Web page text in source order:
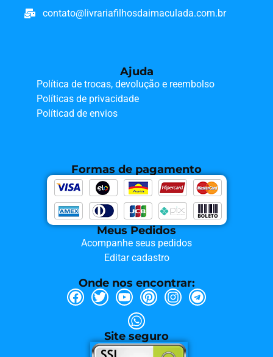
contato@livrariafilhosdaimaculada.com.br
Ajuda
Política de trocas, devolução e reembolso
Políticas de privacidade
Políticad de envios
Formas de pagamento
Meus Pedidos
Acompanhe seus pedidos
Editar cadastro
Onde nos encontrar:
Site seguro